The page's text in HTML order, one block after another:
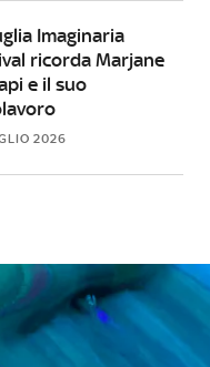
Imaginaria
ricorda Marjane
e il suo
2026